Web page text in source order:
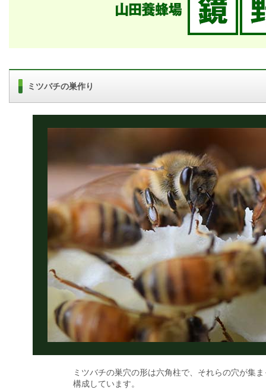
ミツバチの巣作り
ミツバチの巣穴の形は六角柱で、それらの穴が集
構成しています。